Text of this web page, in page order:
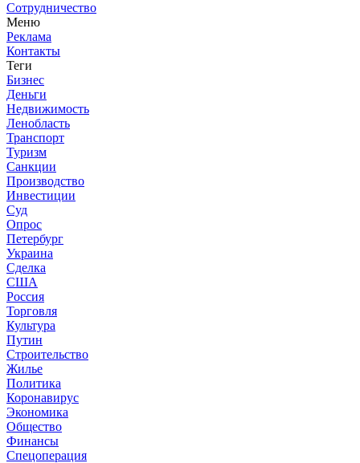
Сотрудничество
Меню
Реклама
Контакты
Теги
Бизнес
Деньги
Недвижимость
Ленобласть
Транспорт
Туризм
Санкции
Производство
Инвестиции
Суд
Опрос
Петербург
Украина
Сделка
США
Россия
Торговля
Культура
Путин
Строительство
Жилье
Политика
Коронавирус
Экономика
Общество
Финансы
Спецоперация